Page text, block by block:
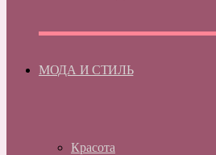
МОДА И СТИЛЬ
Красота